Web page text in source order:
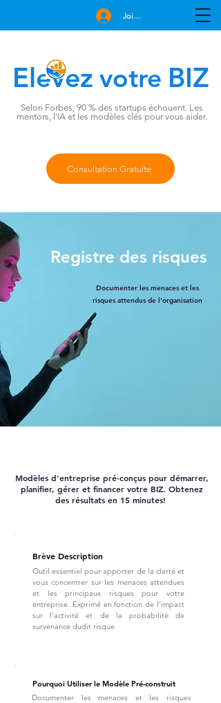
Elevez votre BIZ
Selon Forbes, 90 % des startups échouent. Les
mentors, l'IA et les modèles clés pour vous aider.
Consultation Gratuite
Join Free
Registre des risques
Documenter les menaces et les
risques attendus de l’organisation
Modèles d'entreprise pré-conçus pour démarrer,
planifier, gérer et financer votre BIZ. Obtenez
des résultats en 15 minutes!
Brève Description
Outil essentiel pour apporter de la clarté et
vous concentrer sur les menaces attendues
et les principaux risques pour votre
entreprise. Exprimé en fonction de l'impact
sur l'activité et de la probabilité de
survenance dudit risque
Pourquoi Utiliser le Modèle Pré-construit
Documenter les menaces et les risques